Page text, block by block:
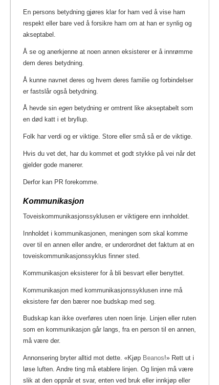
En persons betydning gjøres klar for ham ved å vise ham
respekt eller bare ved å forsikre ham om at han er synlig og
akseptabel.
Å se og anerkjenne at noen annen eksisterer er å innrømme
dem deres betydning.
Å kunne navnet deres og hvem deres familie og forbindelser
er fastslår også betydning.
Å hevde sin egen betydning er omtrent like akseptabelt som
en død katt i et bryllup.
Folk har verdi og er viktige. Store eller små så er de viktige.
Hvis du vet det, har du kommet et godt stykke på vei når det
gjelder gode manerer.
Derfor kan PR forekomme.
Kommunikasjon
Toveiskommunikasjonssyklusen er viktigere enn innholdet.
Innholdet i kommunikasjonen, meningen som skal komme
over til en annen eller andre, er underordnet det faktum at en
toveiskommunikasjonssyklus finner sted.
Kommunikasjon eksisterer for å bli besvart eller benyttet.
Kommunikasjon med kommunikasjonssyklusen inne må
eksistere før den bærer noe budskap med seg.
Budskap kan ikke overføres uten noen linje. Linjen eller ruten
som en kommunikasjon går langs, fra en person til en annen,
må være der.
Annonsering bryter alltid mot dette. «Kjøp Beanos!» Rett ut i
løse luften. Andre ting må etablere linjen. Og linjen må være
slik at den oppnår et svar, enten ved bruk eller innkjøp eller